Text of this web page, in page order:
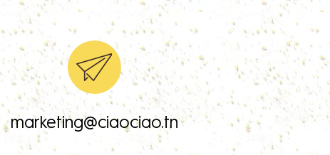
marketing@ciaociao.tn